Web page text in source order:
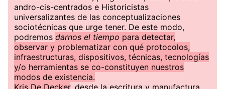
andro-cis-centrados e Historicistas
universalizantes de las conceptualizaciones
sociotécnicas que urge tener. De este modo,
podremos darnos el tiempo para detectar,
observar y problematizar con qué protocolos,
infraestructuras, dispositivos, técnicas, tecnologías
y/o herramientas se co-constituyen nuestros
modos de existencia.
Kris De Decker, desde la escritura y manufactura